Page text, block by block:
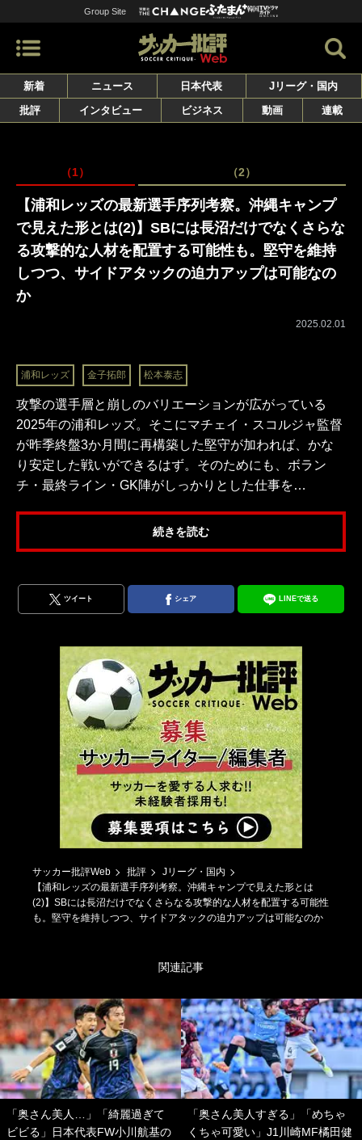
Group Site
新着 ニュース 日本代表
Jリーグ・国内
批評
インタビュー ビジネス 動画 連載
（1） （2）
【浦和レッズの最新選手序列考察。沖縄キャンプ
で見えた形とは(2)】SBには長沼だけでなくさらな
る攻撃的な人材を配置する可能性も。堅守を維持
しつつ、サイドアタックの迫力アップは可能なの
か
2025.02.01
浦和レッズ 金子拓郎 松本泰志
攻撃の選手層と崩しのバリエーションが広がっている
2025年の浦和レッズ。そこにマチェイ・スコルジャ監督
が昨季終盤3か月間に再構築した堅守が加われば、かな
り安定した戦いができるはず。そのためにも、ボラン
チ・最終ライン・GK陣がしっかりとした仕事を…
続きを読む
ツイート シェア LINEで送る
サッカー批評Web 批評
Jリーグ・国内
【浦和レッズの最新選手序列考察。沖縄キャンプで見えた形とは
(2)】SBには長沼だけでなくさらなる攻撃的な人材を配置する可能性
も。堅守を維持しつつ、サイドアタックの迫力アップは可能なのか
関連記事
「奥さん美人…」「綺麗過ぎて
ビビる」日本代表FW小川航基の
「奥さん美人すぎる」「めちゃ
くちゃ可愛い」J1川崎MF橘田健